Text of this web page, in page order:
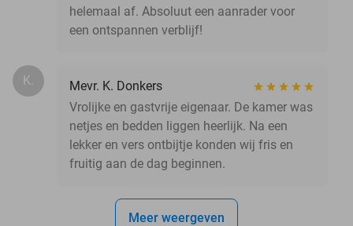
helemaal af. Absoluut een aanrader voor
een ontspannen verblijf!
K.
Mevr. K. Donkers
Vrolijke en gastvrije eigenaar. De kamer was
netjes en bedden liggen heerlijk. Na een
lekker en vers ontbijtje konden wij fris en
fruitig aan de dag beginnen.
Meer weergeven